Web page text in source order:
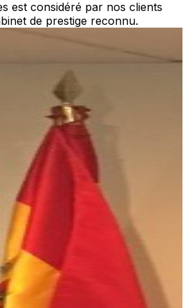
est considéré par nos clients
de prestige reconnu.